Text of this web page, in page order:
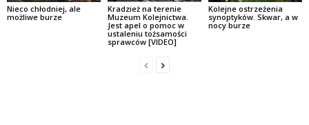
Nieco chłodniej, ale
możliwe burze
Kradzież na terenie
Muzeum Kolejnictwa.
Jest apel o pomoc w
ustaleniu tożsamości
sprawców [VIDEO]
Kolejne ostrzeżenia
synoptyków. Skwar, a w
nocy burze